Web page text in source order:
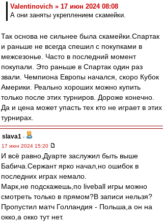
Valentinovich » 17 июн 2024 08:08
А они заняты укреплением скамейки.
Так основа не сильнее была скамейки.Спартак
и раньше не всегда спешил с покупками в
межсезонье. Часто в последний момент
покупали. Это раньше в Спартак один раз
звали. Чемпиона Европы начался, скоро Кубок
Америки. Реально хороших можно купить
только после этих турниров. Дороже конечно.
Да и цена может упасть тех кто не играет в этих
турнирах.
slava1 -
17 июн 2024 15:20
И всё равно,Дуарте заслужил быть выше
Бабича.Сержант ярко начал,но ошибок в
последних играх немало.
Марк,не подскажешь,по liveball игры можно
смотреть только в прямом?В записи нельзя?
Пропустил матч Голландия - Польша,а он на
окко,а окко тут нет.